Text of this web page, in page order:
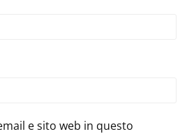
e sito web in questo